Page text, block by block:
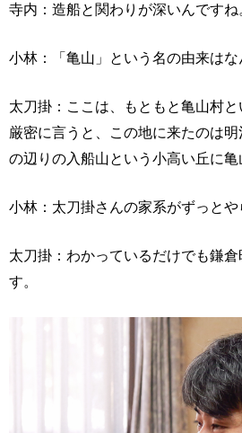
寺内：造船と関わりが深いんですね
小林：「亀山」という名の由来はな
太刀掛：ここは、もともと亀山村と
厳密に言うと、この地に来たのは
の辺りの入船山という小高い丘に亀
小林：太刀掛さんの家系がずっと
太刀掛：わかっているだけでも鎌
す。